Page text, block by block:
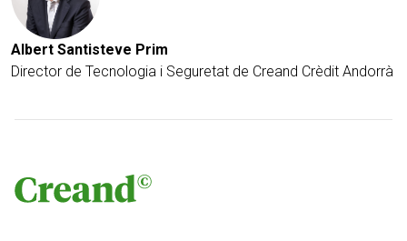
Albert Santisteve Prim
Director de Tecnologia i Seguretat de Creand Crèdit Andorrà